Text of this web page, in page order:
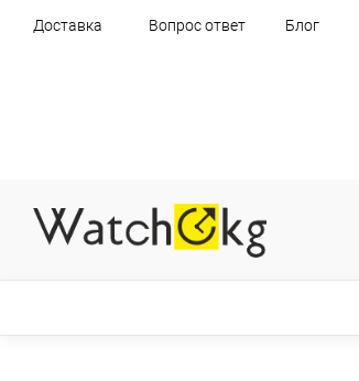
Доставка Вопрос ответ Блог